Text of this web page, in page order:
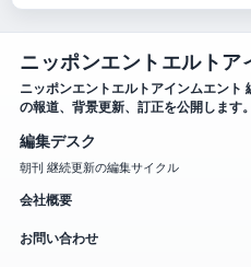
ニッポンエントエルトア
ニッポンエントエルトアインムエント
の報道、背景更新、訂正を公開します。
編集デスク
朝刊 継続更新の編集サイクル
会社概要
お問い合わせ